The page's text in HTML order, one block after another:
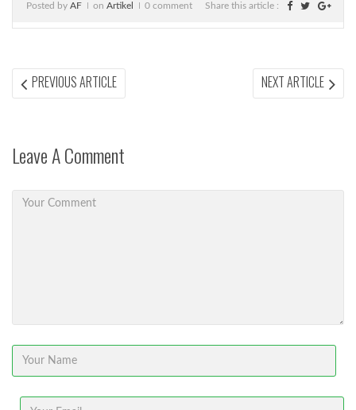
Posted by AF on Artikel 0 comment Share this article :
Post
PREVIOUS ARTICLEPREVIOUS
ARTICLE:
NEXT ARTICLE
Leave A Comment